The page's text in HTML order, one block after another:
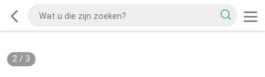
2/ 3